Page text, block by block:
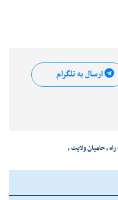
ارسال به تلگرام
،حامیان ولایت،